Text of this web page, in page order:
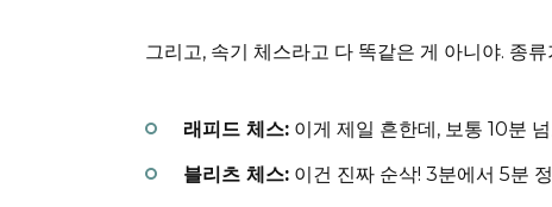
그리고, 속기 체스라고 다 똑같은 게 아니야. 종류
래피드 체스: 이게 제일 흔한데, 보통 10분
블리츠 체스: 이건 진짜 순삭! 3분에서 5분